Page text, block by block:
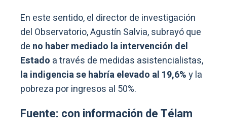
En este sentido, el director de investigación
del Observatorio, Agustín Salvia, subrayó que
de no haber mediado la intervención del
Estado a través de medidas asistencialistas,
la indigencia se habría elevado al 19,6%y la
pobreza por ingresos al 50%.
Fuente: con información de Télam